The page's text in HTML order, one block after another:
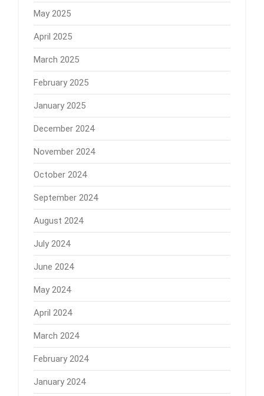
May 2025
April 2025
March 2025
February 2025
January 2025
December 2024
November 2024
October 2024
September 2024
August 2024
July 2024
June 2024
May 2024
April 2024
March 2024
February 2024
January 2024